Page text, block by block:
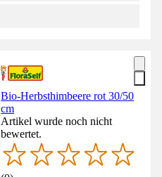
Bio-Herbsthimbeere rot 30/50
cm
Artikel wurde noch nicht
bewertet.